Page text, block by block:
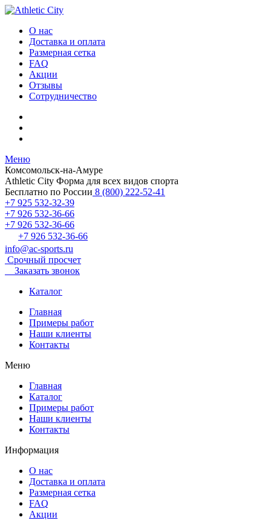
О нас
Доставка и оплата
Размерная сетка
FAQ
Акции
Отзывы
Сотрудничество
Меню
Комсомольск-на-Амуре
Athletic City Форма для всех видов спорта
Бесплатно по России 8 (800) 222-52-41
+7 925 532-32-39
+7 926 532-36-66
+7 926 532-36-66
+7 926 532-36-66
info@ac-sports.ru
Срочный просчет
Заказать звонок
Каталог
Главная
Примеры работ
Наши клиенты
Контакты
Меню
Главная
Каталог
Примеры работ
Наши клиенты
Контакты
Информация
О нас
Доставка и оплата
Размерная сетка
FAQ
Акции